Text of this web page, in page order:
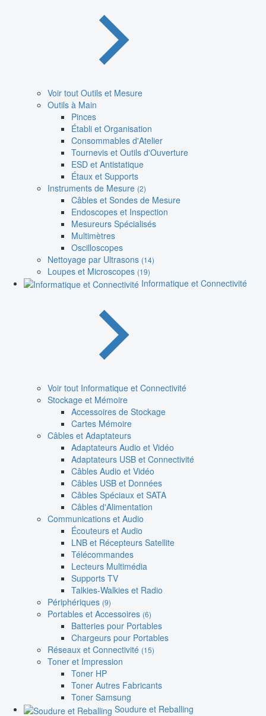
Voir tout Outils et Mesure
Outils à Main
Pinces
Établi et Organisation
Consommables d'Atelier
Tournevis et Outils d'Ouverture
ESD et Antistatique
Étaux et Supports
Instruments de Mesure (2)
Câbles et Sondes de Mesure
Endoscopes et Inspection
Mesureurs Spécialisés
Multimètres
Oscilloscopes
Nettoyage par Ultrasons (14)
Loupes et Microscopes (19)
Informatique et Connectivité
Voir tout Informatique et Connectivité
Stockage et Mémoire
Accessoires de Stockage
Cartes Mémoire
Câbles et Adaptateurs
Adaptateurs Audio et Vidéo
Adaptateurs USB et Connectivité
Câbles Audio et Vidéo
Câbles USB et Données
Câbles Spéciaux et SATA
Câbles d'Alimentation
Communications et Audio
Écouteurs et Audio
LNB et Récepteurs Satellite
Télécommandes
Lecteurs Multimédia
Supports TV
Talkies-Walkies et Radio
Périphériques (9)
Portables et Accessoires (6)
Batteries pour Portables
Chargeurs pour Portables
Réseaux et Connectivité (15)
Toner et Impression
Toner HP
Toner Autres Fabricants
Toner Samsung
Soudure et Reballing